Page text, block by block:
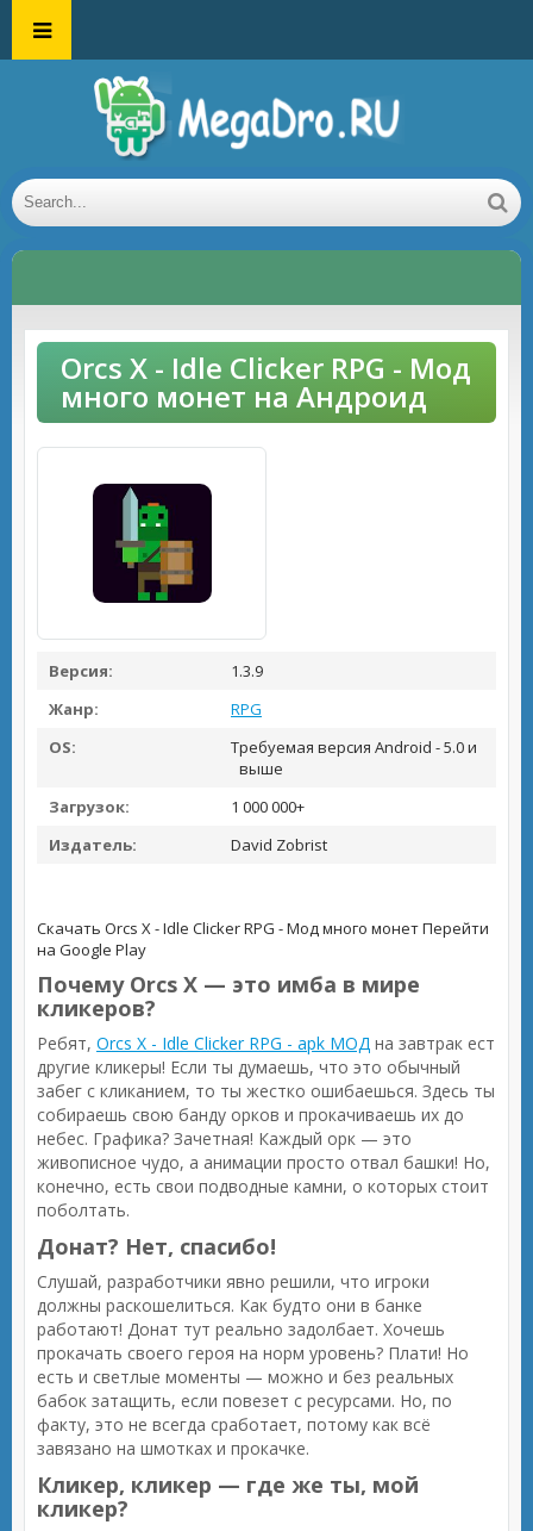
Orcs X - Idle Clicker RPG - Мод
много монет на Андроид
Версия:
1.3.9
Жанр:
RPG
OS:
Требуемая версия Android - 5.0 и
выше
Загрузок:
1 000 000+
Издатель:
David Zobrist
Скачать Orcs X - Idle Clicker RPG - Мод много монетПерейти
на Google Play
Почему Orcs X — это имба в мире
кликеров?
Ребят, Orcs X - Idle Clicker RPG - apk МОД на завтрак ест
другие кликеры! Если ты думаешь, что это обычный
забег с кликанием, то ты жестко ошибаешься. Здесь ты
собираешь свою банду орков и прокачиваешь их до
небес. Графика? Зачетная! Каждый орк — это
живописное чудо, а анимации просто отвал башки! Но,
конечно, есть свои подводные камни, о которых стоит
поболтать.
Донат? Нет, спасибо!
Слушай, разработчики явно решили, что игроки
должны раскошелиться. Как будто они в банке
работают! Донат тут реально задолбает. Хочешь
прокачать своего героя на норм уровень? Плати! Но
есть и светлые моменты — можно и без реальных
бабок затащить, если повезет с ресурсами. Но, по
факту, это не всегда сработает, потому как всё
завязано на шмотках и прокачке.
Кликер, кликер — где же ты, мой
кликер?